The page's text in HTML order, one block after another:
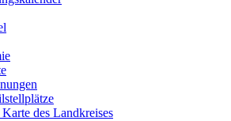
des Landkreises